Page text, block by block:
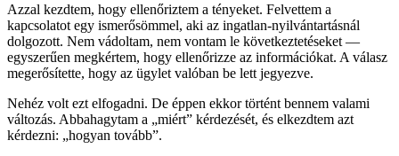
Azzal kezdtem, hogy ellenőriztem a tényeket. Felvettem a
kapcsolatot egy ismerősömmel, aki az ingatlan-nyilvántartásnál
dolgozott. Nem vádoltam, nem vontam le következtetéseket —
egyszerűen megkértem, hogy ellenőrizze az információkat. A válasz
megerősítette, hogy az ügylet valóban be lett jegyezve.
Nehéz volt ezt elfogadni. De éppen ekkor történt bennem valami
változás. Abbahagytam a „miért” kérdezését, és elkezdtem azt
kérdezni: „hogyan tovább”.